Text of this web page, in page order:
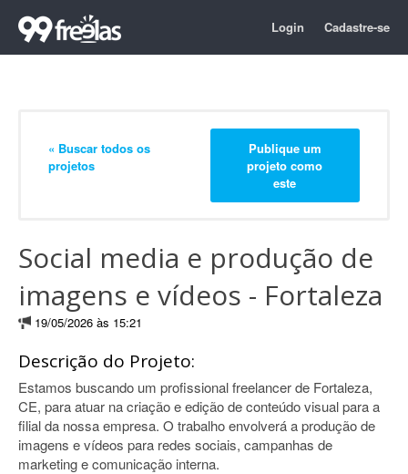
Login Cadastre-se
« Buscar todos os
projetos
Publique um
projeto como
este
Social media e produção de
imagens e vídeos - Fortaleza
19/05/2026 às 15:21
Descrição do Projeto:
Estamos buscando um profissional freelancer de Fortaleza,
CE, para atuar na criação e edição de conteúdo visual para a
filial da nossa empresa. O trabalho envolverá a produção de
imagens e vídeos para redes sociais, campanhas de
marketing e comunicação interna.